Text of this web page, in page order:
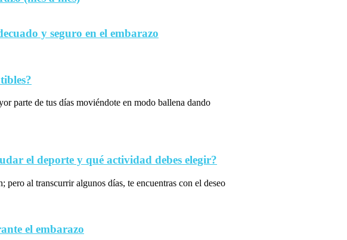
y seguro en el embarazo
parte de tus días moviéndote en modo ballena dando
el deporte y qué actividad debes elegir?
al transcurrir algunos días, te encuentras con el deseo
el embarazo